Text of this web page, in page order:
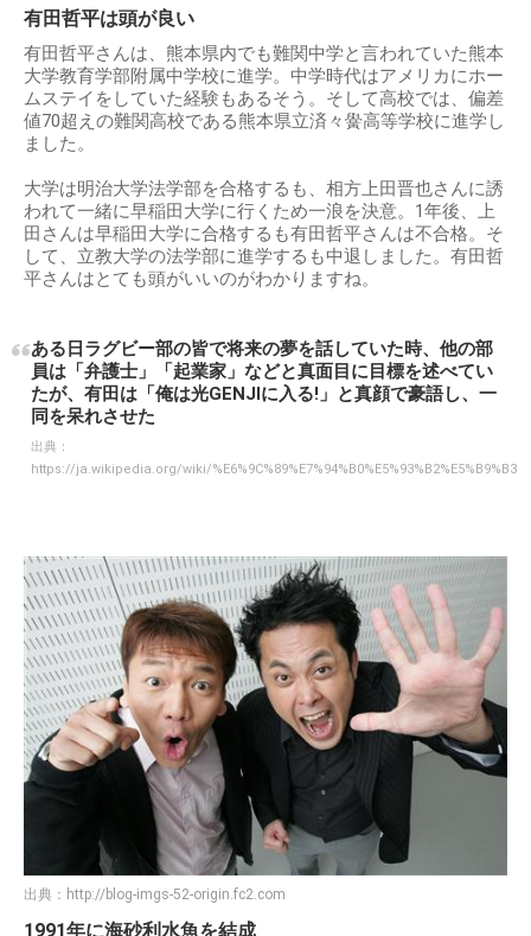
有田哲平は頭が良い
有田哲平さんは、熊本県内でも難関中学と言われていた熊本
大学教育学部附属中学校に進学。中学時代はアメリカにホー
ムステイをしていた経験もあるそう。そして高校では、偏差
値70超えの難関高校である熊本県立済々黌高等学校に進学し
ました。
大学は明治大学法学部を合格するも、相方上田晋也さんに誘
われて一緒に早稲田大学に行くため一浪を決意。1年後、上
田さんは早稲田大学に合格するも有田哲平さんは不合格。そ
して、立教大学の法学部に進学するも中退しました。有田哲
平さんはとても頭がいいのがわかりますね。
ある日ラグビー部の皆で将来の夢を話していた時、他の部
員は「弁護士」「起業家」などと真面目に目標を述べてい
たが、有田は「俺は光GENJIに入る!」と真顔で豪語し、一
同を呆れさせた
出典：
https://ja.wikipedia.org/wiki/%E6%9C%89%E7%94%B0%E5%93%B2%E5%B9%B3
出典： http://blog-imgs-52-origin.fc2.com
1991年に海砂利水魚を結成